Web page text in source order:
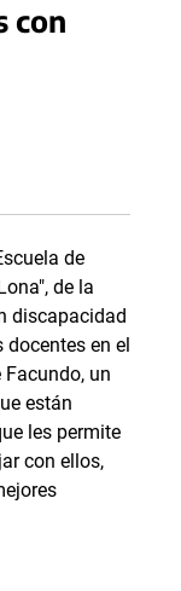
con
de
de la
discapacidad
en el
un
están
les permite
con ellos,